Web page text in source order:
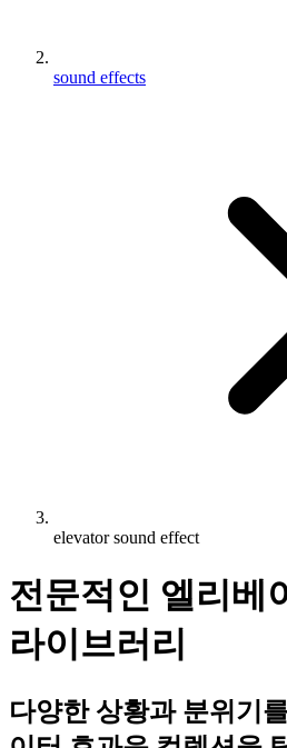
sound effects
elevator sound effect
전문적인 엘리베
라이브러리
다양한 상황과 분위기